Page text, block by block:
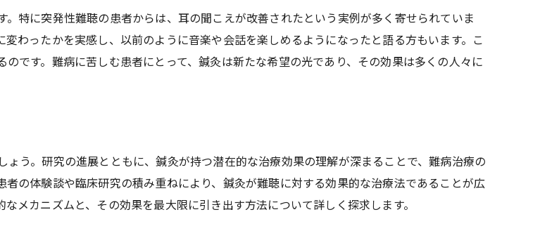
から見た鍼灸の限界
方向性と期待される成果
スの詳細とその効果
際とその効果
特に突発性難聴の患者からは、耳の聞こえが改善されたという実例が多く寄せられていま
わったかを実感し、以前のように音楽や会話を楽しめるようになったと語る方もいます。こ
です。難病に苦しむ患者にとって、鍼灸は新たな希望の光であり、その効果は多くの人々に
う。研究の進展とともに、鍼灸が持つ潜在的な治療効果の理解が深まることで、難病治療の
の体験談や臨床研究の積み重ねにより、鍼灸が難聴に対する効果的な治療法であることが広
メカニズムと、その効果を最大限に引き出す方法について詳しく探求します。